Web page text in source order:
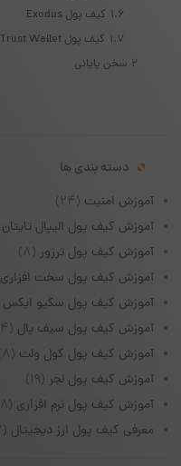
1.6 کیف پول Exodus
1.7 کیف پول Trust Wallet
2 سخن پایانی
دسته بندی ها
آموزش امنیت (۲۴)
آموزش کیف پول الیپال تایتان
آموزش کیف پول ترزور (۸)
آموزش کیف پول سخت افزاری
آموزش کیف پول سکیو ایکس
آموزش کیف پول سیف پال (۴)
آموزش کیف پول کول ولت (۸)
آموزش کیف پول لجر (۱۹)
آموزش کیف پول نرم افزاری (۷۸)
معرفی کیف پول ارز دیجیتال (۲۷)